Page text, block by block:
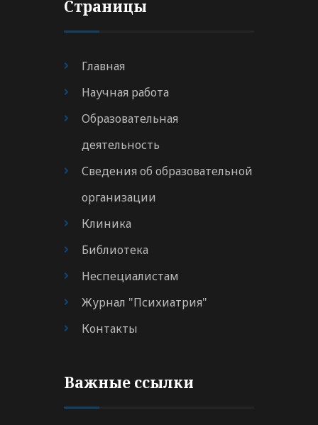
Страницы
Главная
Научная работа
Образовательная
деятельность
Сведения об образовательной
организации
Клиника
Библиотека
Неспециалистам
Журнал "Психиатрия"
Контакты
Важные ссылки